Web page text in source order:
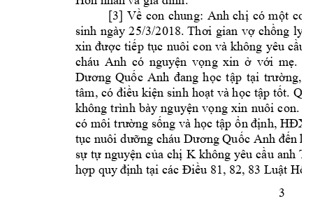
3
[3] Về con chung: Anh chị có một
sinh ngày 25/3/2018. Thơi gian vợ chồng ly
xin được tiếp tục nuôi con và không yêu cầu
cháu Anh có nguyện vọng xin ở với mẹ.
Dương Quốc Anh đang học tập tại trường,
tâm, có điều kiện sinh hoạt và học tập tốt.
không trình bày nguyện vọng xin nuôi con.
có môi trường sống và học tập ổn định,
tục nuôi dưỡng cháu Dương Quốc Anh đến
sự tự nguyện của chị K không yêu cầu anh Tr
hợp quy định tại các Điều 81, 82, 83 Luật Hôn